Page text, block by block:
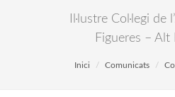
Il·lustre Col·legi
Figueres – Alt
Inici Comunicats